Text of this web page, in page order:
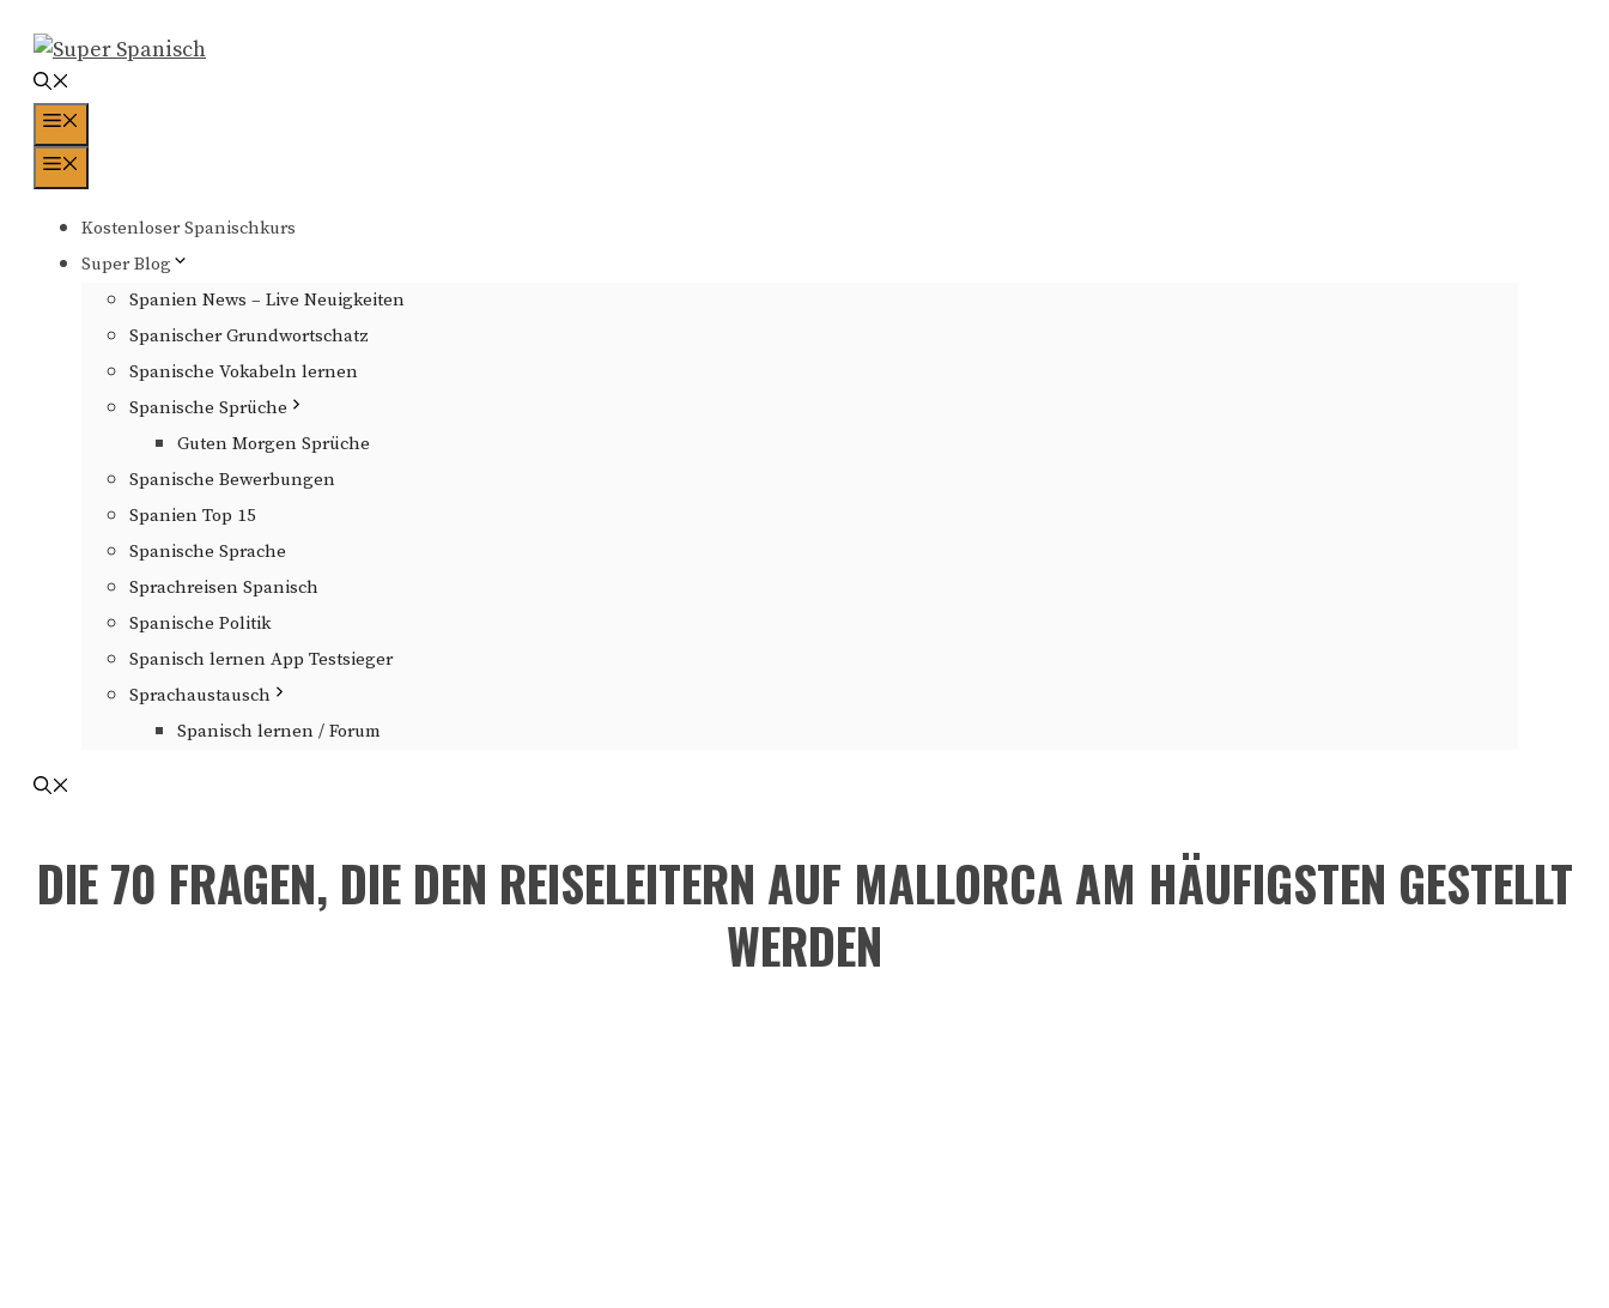
Inhalt
springen
Kostenloser Spanischkurs
Super Blog
Spanien News – Live Neuigkeiten
Spanischer Grundwortschatz
Spanische Vokabeln lernen
Spanische Sprüche
Guten Morgen Sprüche
Spanische Bewerbungen
Spanien Top 15
Spanische Sprache
Sprachreisen Spanisch
Spanische Politik
Spanisch lernen App Testsieger
Sprachaustausch
Spanisch lernen / Forum
DIE 70 FRAGEN, DIE DEN REISELEITERN AUF MALLORCA AM HÄUFIGSTEN GESTELLT
WERDEN